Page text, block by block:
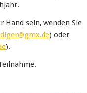
Hand sein, wenden Sie
) oder
).